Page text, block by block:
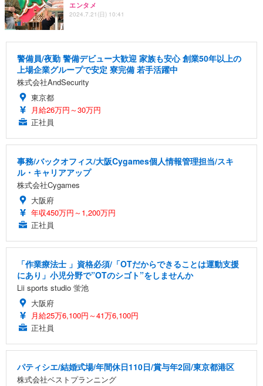
エンタメ
2024.7.21(日) 10:41
警備員/夜勤 警備デビュー大歓迎 家族も安心 創業50年以上の
上場企業グループで安定 寮完備 若手活躍中
株式会社AndSecurity
東京都
月給26万円～30万円
正社員
事務/バックオフィス/大阪Cygames個人情報管理担当/スキ
ル・キャリアアップ
株式会社Cygames
大阪府
年収450万円～1,200万円
正社員
「作業療法士 」資格必須/「OTだからできることは運動支援
にあり」小児分野で”OTのシゴト”をしませんか
Lii sports studio 蛍池
大阪府
月給25万6,100円～41万6,100円
正社員
パティシエ/結婚式場/年間休日110日/賞与年2回/東京都港区
株式会社ベストプランニング